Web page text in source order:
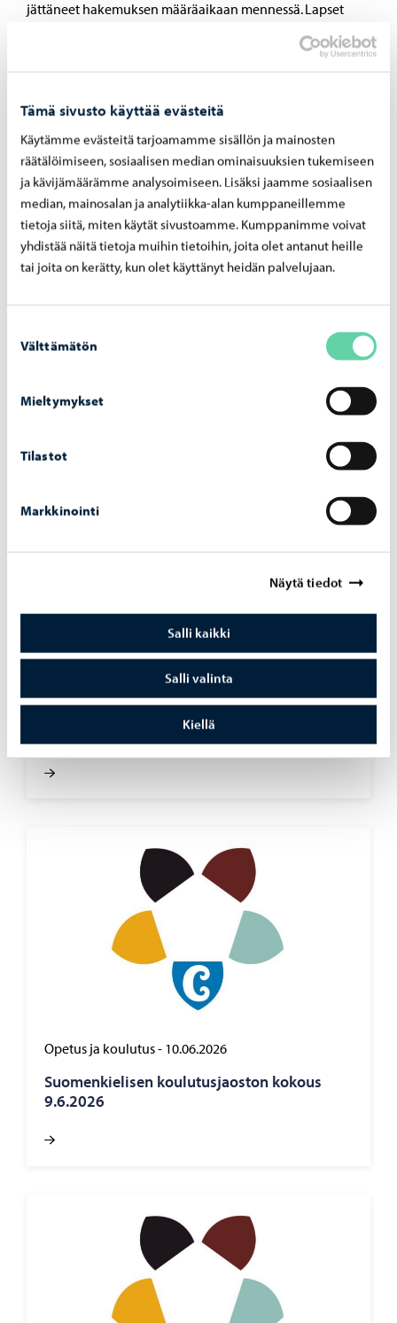
Tämä sivusto käyttää evästeitä
Käytämme evästeitä tarjoamamme sisällön ja mainosten
räätälöimiseen, sosiaalisen median ominaisuuksien tukemiseen
ja kävijämäärämme analysoimiseen. Lisäksi jaamme sosiaalisen
median, mainosalan ja analytiikka-alan kumppaneillemme
tietoja siitä, miten käytät sivustoamme. Kumppanimme voivat
yhdistää näitä tietoja muihin tietoihin, joita olet antanut heille
tai joita on kerätty, kun olet käyttänyt heidän palvelujaan.
valinta
Välttämätön
Mieltymykset
Tilastot
Markkinointi
Näytä tiedot
Salli kaikki
Salli valinta
Kiellä
jättäneet hakemuksen määräaikaan mennessä. Lapset
valitaan iltapäivätoimintaan lukuvuodeksi kerrallaan.
Tutustu kaupungin iltapäivätoimintaan
Jaa FacebookJaa LinkedInJaa WhatsApp
Aiheeseen liittyvät uutiset
Haku Lin­nan­kos­ken lu­kion ai­kuis­lin­jal­le on
käyn­nis­sä
Opetus ja koulutus-03.08.2026
Op­pi­las­ko­nei­den verk­ko­tur­val­li­suut­ta vah­
vis­te­taan hait­ta­si­vus­to­jen la­taa­mi­sen es­tä­
Opetus ja koulutus- 10.06.2026
Suo­men­kie­li­sen kou­lu­tus­jaos­ton ko­kous
9.6.2026